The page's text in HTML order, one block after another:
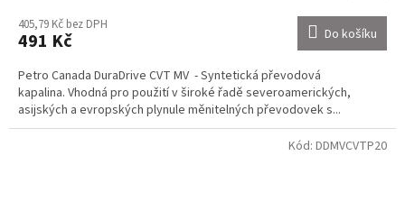
405,79 Kč bez DPH
491 Kč Do košíku
Petro Canada DuraDrive CVT MV - Syntetická převodová
kapalina. Vhodná pro použití v široké řadě severoamerických,
asijských a evropských plynule měnitelných převodovek s...
Kód: DDMVCVTP20